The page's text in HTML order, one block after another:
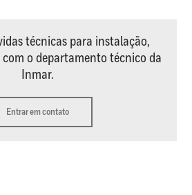
técnicas para instalação,
o departamento técnico da
Inmar.
Entrar em contato